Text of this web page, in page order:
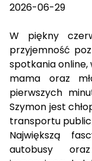
2026-06-29
W piękny
przyjemność
spotkania
mama oraz
pierwszych
Szymon jest
transportu
Największą
autobusy